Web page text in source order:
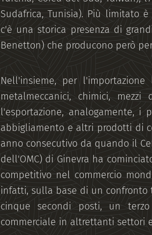
Sudafrica, Tunisia). Più limitato
c'è una storica presenza di
Benetton) che producono però
Nell'insieme, per
metalmeccanici, chimici,
l'esportazione, analogamente,
abbigliamento e altri prodotti di
anno consecutivo da quando il
dell'OMC) di Ginevra ha
competitivo nel commercio
infatti, sulla base di un confronto
cinque secondi posti, un
commerciale in altrettanti settori